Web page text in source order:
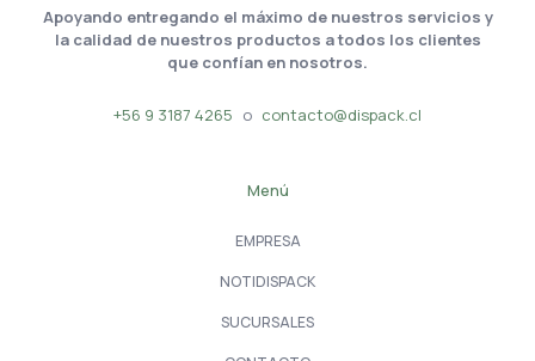
Apoyando entregando el máximo de nuestros servicios y
la calidad de nuestros productos a todos los clientes
que confían en nosotros.
+56 9 3187 4265 o contacto@dispack.cl
Menú
EMPRESA
NOTIDISPACK
SUCURSALES